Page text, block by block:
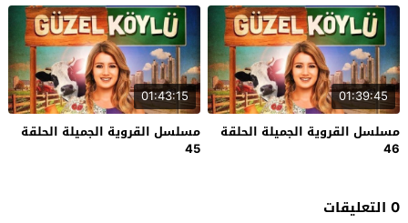
01:39:45
مسلسل القروية الجميلة الحلقة
46
01:43:15
مسلسل القروية الجميلة الحلقة
45
0 التعليقات